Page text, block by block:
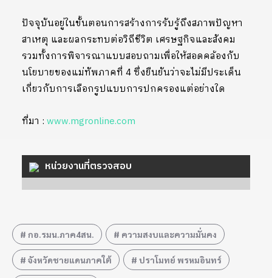
ปัจจุบันอยู่ในขั้นตอนการสร้างการรับรู้ถึงสภาพปัญหา
สาเหตุ และผลกระทบต่อวิถีชีวิต เศรษฐกิจและสังคม
รวมทั้งการพิจารณาแบบสอบถามเพื่อให้สอดคล้องกับ
นโยบายของแม่ทัพภาคที่ 4 ซึ่งยืนยันว่าจะไม่มีประเด็น
เกี่ยวกับการเลือกรูปแบบการปกครองแต่อย่างใด
ที่มา : www.mgronline.com
หน่วยงานที่ตรวจสอบ
กอ.รมน.ภาค4สน. ความสงบและความมั่นคง
จังหวัดชายแดนภาคใต้ ปราโมทย์ พรหมอินทร์